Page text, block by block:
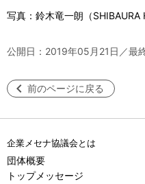
写真：鈴木竜一朗（SHIBAURA
公開日：2019年05月21日／最
前のページに戻る
企業メセナ協議会とは
団体概要
トップメッセージ